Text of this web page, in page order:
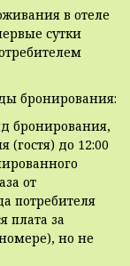
в отеле
сутки
бронирования:
бронирования,
(гостя) до 12:00
от
потребителя
плата за
но не